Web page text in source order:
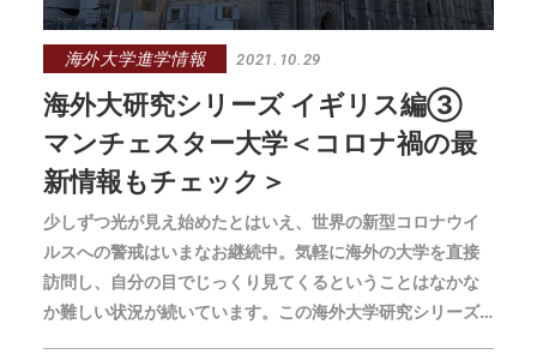
海外大学進学情報 2021.10.29
海外大研究シリーズ イギリス編③
マンチェスター大学＜コロナ禍の最
新情報もチェック＞
少しずつ光が見え始めたとはいえ、世界の新型コロナウイ
ルスへの警戒はいまなお継続中。気軽に海外の大学を直接
訪問し、自分の目でじっくり見てくるということはなかな
か難しい状況が続いています。この海外大学研究シリーズ